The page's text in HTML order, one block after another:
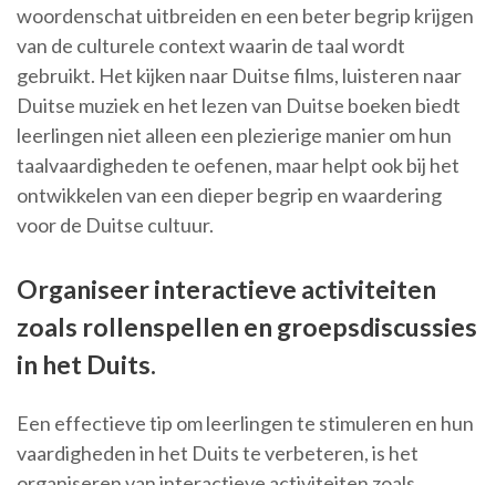
woordenschat uitbreiden en een beter begrip krijgen
van de culturele context waarin de taal wordt
gebruikt. Het kijken naar Duitse films, luisteren naar
Duitse muziek en het lezen van Duitse boeken biedt
leerlingen niet alleen een plezierige manier om hun
taalvaardigheden te oefenen, maar helpt ook bij het
ontwikkelen van een dieper begrip en waardering
voor de Duitse cultuur.
Organiseer interactieve activiteiten
zoals rollenspellen en groepsdiscussies
in het Duits.
Een effectieve tip om leerlingen te stimuleren en hun
vaardigheden in het Duits te verbeteren, is het